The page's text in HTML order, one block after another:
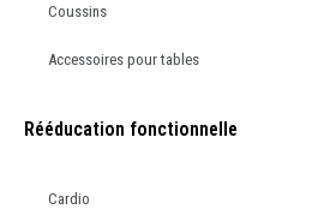
Coussins
Accessoires pour tables
Rééducation fonctionnelle
Cardio